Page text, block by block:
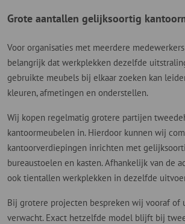
Grote aantallen gelijksoortig
Voor organisaties met meerdere
belangrijk dat werkplekken dezelfde
gebruikte meubels bij elkaar zoeken kan
kleuren, afmetingen en onderstellen.
Wij kopen regelmatig grotere partijen
kantoormeubelen in. Hierdoor kunnen wij
kantoorverdiepingen inrichten met
bureaustoelen en kasten. Afhankelijk van de
ook tientallen werkplekken in dezelfde
Bij grotere projecten bespreken wij vooraf
verwacht. Exact hetzelfde model blijft bij